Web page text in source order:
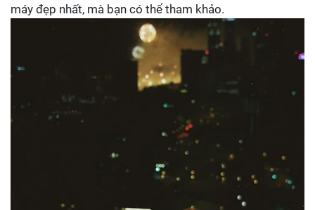
máy đẹp nhất, mà bạn có thể tham khảo.